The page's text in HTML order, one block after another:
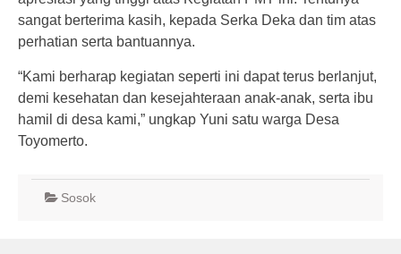
sangat berterima kasih, kepada Serka Deka dan tim atas
perhatian serta bantuannya.
“Kami berharap kegiatan seperti ini dapat terus berlanjut,
demi kesehatan dan kesejahteraan anak-anak, serta ibu
hamil di desa kami,” ungkap Yuni satu warga Desa
Toyomerto.
Sosok